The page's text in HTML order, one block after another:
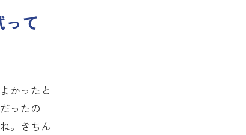
て
かったと
ったの
。きちん